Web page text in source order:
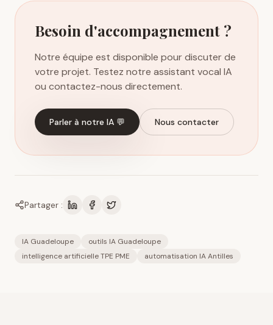
Besoin d'accompagnement ?
Notre équipe est disponible pour discuter de
votre projet. Testez notre assistant vocal IA
ou contactez-nous directement.
Parler à notre IA 💬 Nous contacter
Partager :
IA Guadeloupe
outils IA Guadeloupe
intelligence artificielle TPE PME
automatisation IA Antilles